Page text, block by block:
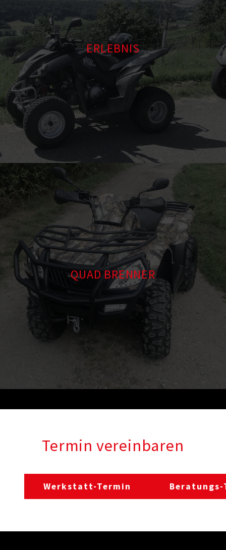
ERLEBNIS
QUAD BRENNER
Termin vereinbaren
Werkstatt-Termin